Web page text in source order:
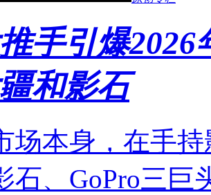
手引爆
和影石
场本身，在手
石、GoPro三巨